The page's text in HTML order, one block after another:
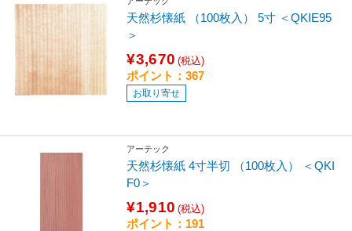
天然杉懐紙 （100枚入） 5寸 ＜QKIE95
＞
¥3,670 (税込)
ポイント：367
お取り寄せ
アーテック
天然杉懐紙 4寸半切 （100枚入） ＜QKI
F0＞
¥1,910 (税込)
ポイント：191